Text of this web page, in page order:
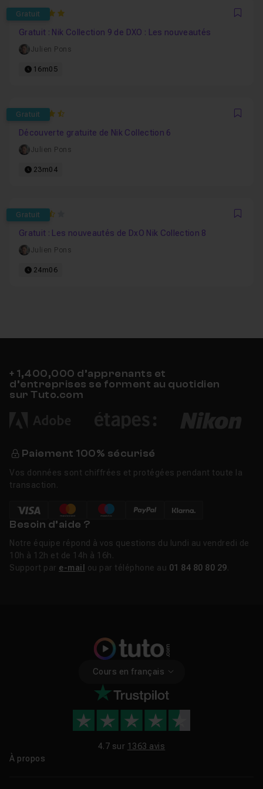
Gratuit
5
Gratuit : Nik Collection 9 de DXO : Les nouveautés
Julien Pons
16m05
Gratuit
4.75
Découverte gratuite de Nik Collection 6
Julien Pons
23m04
Gratuit
3.5
Gratuit : Les nouveautés de DxO Nik Collection 8
Julien Pons
24m06
+ 1,400,000 d’apprenants et
d’entreprises se forment au quotidien
sur Tuto.com
Paiement 100% sécurisé
Vos données sont chiffrées et protégées pendant toute la
transaction.
Besoin d’aide ?
Notre équipe répond à vos questions du lundi au vendredi de
10h à 12h et de 14h à 16h.
Support par e-mail ou par téléphone au 01 84 80 80 29
Cours en français
4.7 sur 1363 avis
À propos